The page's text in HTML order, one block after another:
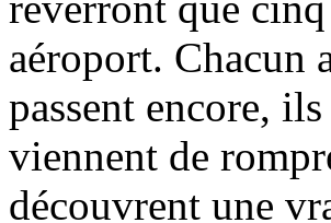
aéroport. Chacun
passent encore,
viennent de
découvrent une